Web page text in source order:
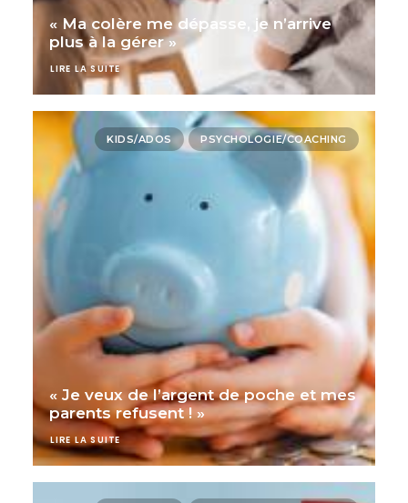
« Ma colère me dépasse, je n’arrive
plus à la gérer »
LIRE LA SUITE
KIDS/ADOS PSYCHOLOGIE/COACHING
« Je veux de l’argent de poche et mes
parents refusent ! »
LIRE LA SUITE